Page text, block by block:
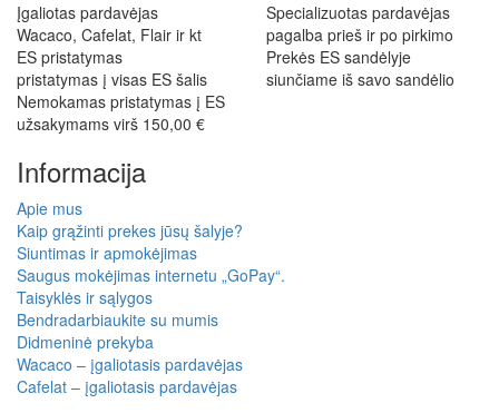
Įgaliotas pardavėjas
Wacaco, Cafelat, Flair ir kt
Specializuotas pardavėjas
pagalba prieš ir po pirkimo
ES pristatymas
pristatymas į visas ES šalis
Prekės ES sandėlyje
siunčiame iš savo sandėlio
Nemokamas pristatymas į ES
užsakymams virš 150,00 €
Informacija
Apie mus
Kaip grąžinti prekes jūsų šalyje?
Siuntimas ir apmokėjimas
Saugus mokėjimas internetu „GoPay“.
Taisyklės ir sąlygos
Bendradarbiaukite su mumis
Didmeninė prekyba
Wacaco – įgaliotasis pardavėjas
Cafelat – įgaliotasis pardavėjas